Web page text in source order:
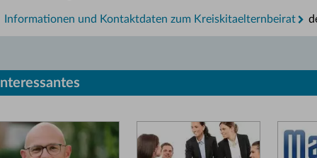
Informationen und Kontaktdaten zum Kreiskitaelternbeirat
Interessantes